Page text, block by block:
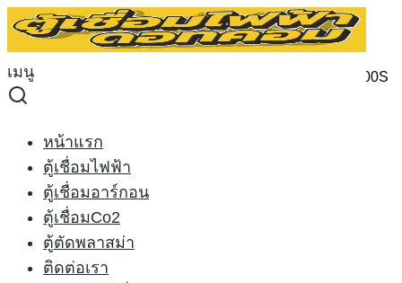
Skip
เมนู
หน้าแรก
ตู้เชื่อมไฟฟ้า
ตู้เชื่อมอาร์กอน
ตู้เชื่อมCo2
ตู้ตัดพลาสม่า
ติดต่อเรา
for:
หน้าหลัก
ตู้เชื่อมอาร์กอน RILON TIG 200S
220V.
ตู้เชื่อมอาร์กอน RILON TIG
200S 220V.